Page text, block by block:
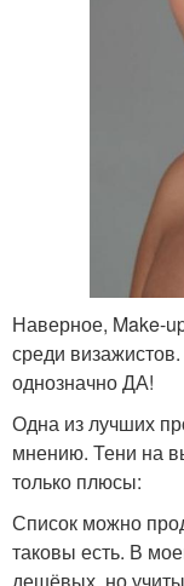
Наверное, Make-
среди
однозначно ДА!
Одна из лучших
мнению. Тени на
только плюсы:
Список можно
таковы есть. В
дешёвых, но